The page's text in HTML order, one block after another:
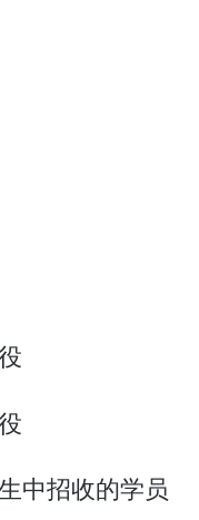
中招收的学员